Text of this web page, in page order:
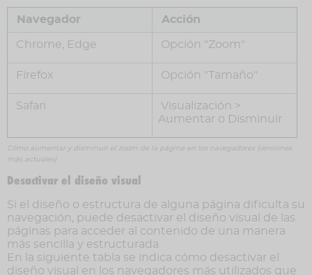
Navegador Acción
Chrome, Edge Opción "Zoom"
Firefox Opción "Tamaño"
Safari
Visualización >
Aumentar o Disminuir
Cómo aumentar y disminuir el zoom de la página en los navegadores (versiones
más actuales)
Desactivar el diseño visual
Si el diseño o estructura de alguna página dificulta su
navegación, puede desactivar el diseño visual de las
páginas para acceder al contenido de una manera
más sencilla y estructurada.
En la siguiente tabla se indica cómo desactivar el
diseño visual en los navegadores más utilizados que